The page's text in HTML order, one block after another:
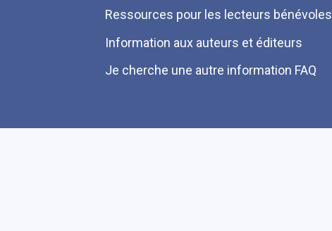
Ressources pour les lecteurs bénévoles
Information aux auteurs et éditeurs
Je cherche une autre information FAQ